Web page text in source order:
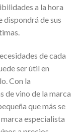
a la hora
dispondrá de sus
de cada
ser útil en
Con la
de vino de la marca
que más se
marca especialista